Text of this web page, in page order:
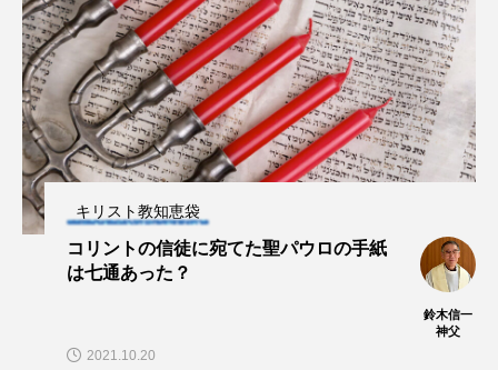
キリスト教知恵袋
コリントの信徒に宛てた聖パウロの手紙
は七通あった？
鈴木信一
神父
2021.10.20